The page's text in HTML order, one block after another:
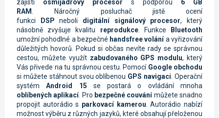
zajistí osmijádrový procesor s podporou 6 GB
RAM
. Náročný posluchač jistě ocení
funkci
DSP neboli digitální signálový procesor, který
násobně zvyšuje kvalitu reprodukce. Funkce
Bluetooth
umožní pohodlné a bezpečné handsfree volánía vyřizování
důležitých hovorů. Pokud si občas nevíte rady se správnou
cestou, můžete využít zabudovaného GPS modulu, který
Vás přivede na tu správnou cestu. PomocíGoogle obchodu
si můžete stáhnout svou oblíbenou GPS navigaci . Operační
systémAndroid 15 se postará o ovládání mnoha
oblíbených aplikací. Pro bezpečné couvánímůžete snadno
propojit autorádio s parkovací kamerou . Autorádio nabízí
možnost výběru z různých jazyků, které obsahují přeloženou